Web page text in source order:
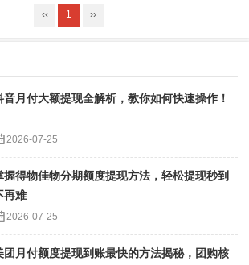
‹‹ 1 ››
音月付大额提现全解析，教你如何快速操作！
2026-07-25
握得物佳物分期额度提现方法，轻松提现秒到
再难
2026-07-25
团月付额度提现到账最快的方法揭秘，团购核